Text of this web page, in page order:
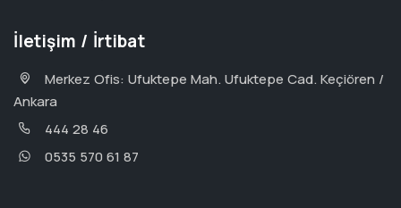
İletişim / İrtibat
Merkez Ofis: Ufuktepe Mah. Ufuktepe Cad. Keçiören /
Ankara
444 28 46
0535 570 61 87